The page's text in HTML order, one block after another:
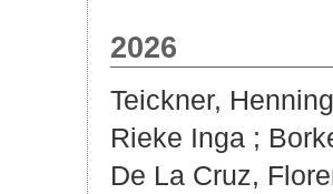
2026
Teickner, Henning
Rieke Inga ;
De La Cruz,